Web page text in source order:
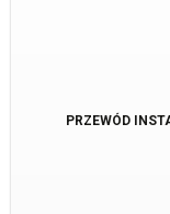
PRZEWÓD